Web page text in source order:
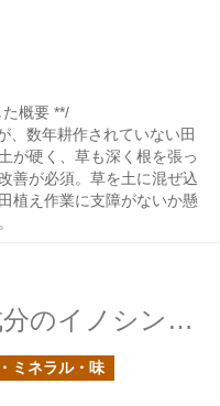
概要 **/
、数年耕作されていない田
が硬く、草も深く根を張っ
善が必須。草を土に混ぜ込
植え作業に支障がないか懸
なぜ魚粉は三大旨味成分のイノシン酸が豊富なのだろう？
ミネラル・味